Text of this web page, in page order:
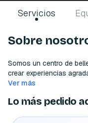
Servicios
Sobre
Somos un centro de
crear experiencias
facial
Ver más
Lo más pedido